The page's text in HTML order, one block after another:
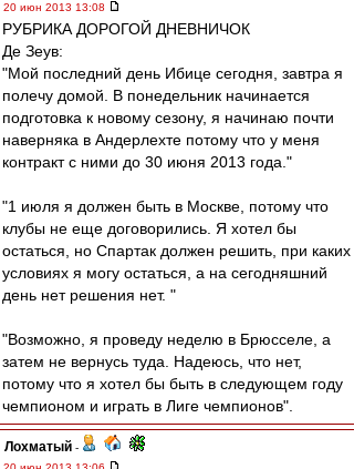
20 июн 2013 13:08
РУБРИКА ДОРОГОЙ ДНЕВНИЧОК
Де Зеув:
"Мой последний день Ибице сегодня, завтра я
полечу домой. В понедельник начинается
подготовка к новому сезону, я начинаю почти
наверняка в Андерлехте потому что у меня
контракт с ними до 30 июня 2013 года."
"1 июля я должен быть в Москве, потому что
клубы не еще договорились. Я хотел бы
остаться, но Спартак должен решить, при каких
условиях я могу остаться, а на сегодняшний
день нет решения нет. "
"Возможно, я проведу неделю в Брюсселе, а
затем не вернусь туда. Надеюсь, что нет,
потому что я хотел бы быть в следующем году
чемпионом и играть в Лиге чемпионов".
Лохматый -